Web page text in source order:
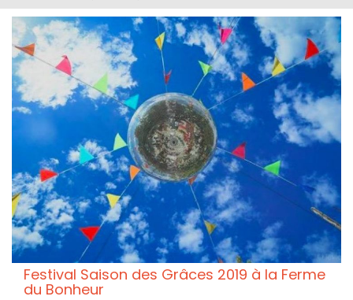
Festival Saison des Grâces 2019 à la Ferme
du Bonheur